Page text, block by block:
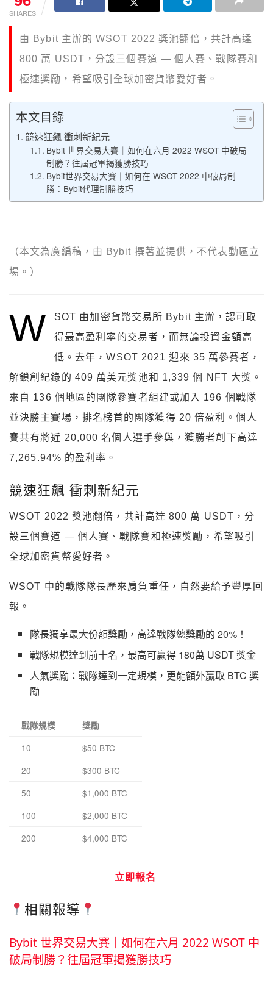
SHARES
由 Bybit 主辦的 WSOT 2022 獎池翻倍，共計高達
800 萬 USDT，分設三個賽道 — 個人賽、戰隊賽和
極速獎勵，希望吸引全球加密貨幣愛好者。
本文目錄
競速狂飆 衝刺新紀元
Bybit 世界交易大賽｜如何在六月 2022 WSOT 中破局
制勝？往屆冠軍揭獲勝技巧
Bybit世界交易大賽｜如何在 WSOT 2022 中破局制
勝：Bybit代理制勝技巧
（本文為廣編稿，由 Bybit 撰著並提供，不代表動區立
場。）
W
SOT 由加密貨幣交易所 Bybit 主辦，認可取
得最高盈利率的交易者，而無論投資金額高
低。去年，WSOT 2021 迎來 35 萬參賽者，
解鎖創紀錄的 409 萬美元獎池和 1,339 個 NFT 大獎。
來自 136 個地區的團隊參賽者組建或加入 196 個戰隊
並決勝主賽場，排名榜首的團隊獲得 20 倍盈利。個人
賽共有將近 20,000 名個人選手參與，獲勝者創下高達
7,265.94% 的盈利率。
競速狂飆 衝刺新紀元
WSOT 2022 獎池翻倍，共計高達 800 萬 USDT，分
設三個賽道 — 個人賽、戰隊賽和極速獎勵，希望吸引
全球加密貨幣愛好者。
WSOT 中的戰隊隊長歷來肩負重任，自然要給予豐厚回
報。
隊長獨享最大份額獎勵，高達戰隊總獎勵的 20%！
戰隊規模達到前十名，最高可贏得 180萬 USDT 獎金
人氣獎勵：戰隊達到一定規模，更能額外贏取 BTC 獎
勵
戰隊規模 獎勵
10
$50 BTC
20
$300 BTC
50
$1,000 BTC
100
$2,000 BTC
200
$4,000 BTC
立即報名
相關報導
Bybit 世界交易大賽｜如何在六月 2022 WSOT 中
破局制勝？往屆冠軍揭獲勝技巧